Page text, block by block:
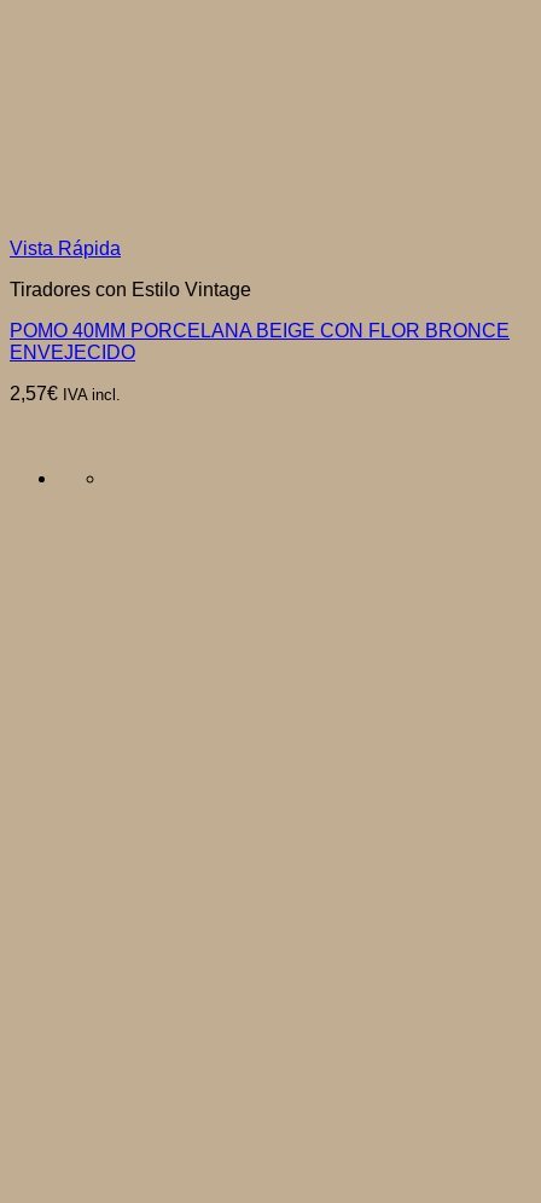
Vista Rápida
Tiradores con Estilo Vintage
POMO 40MM PORCELANA BEIGE CON FLOR BRONCE
ENVEJECIDO
2,57€ IVA incl.